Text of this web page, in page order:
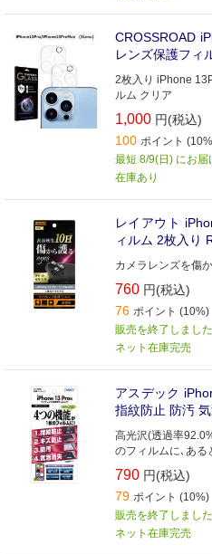
CROSSROAD
レンズ保護フィ
2枚入り iPhone
ルム クリア
1,000 円(税込)
100 ポイント
最短 8/9(日) にお届
在庫あり
レイアウト
ィルム 2枚入り
カメラレンズを傷
760 円(税込)
76 ポイント (10%)
販売を終了しました
ネット在庫完売
アスデック
指紋防止 防汚
高光沢(透過率
のフィルムに､ある
復･防汚･気泡消失)
790 円(税込)
79 ポイント (10%)
販売を終了しました
ネット在庫完売